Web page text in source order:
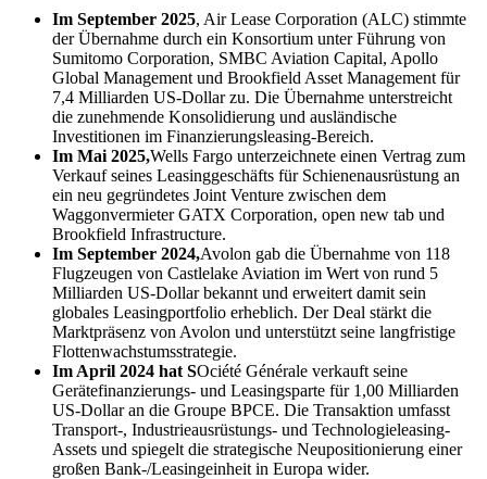
Im September 2025, Air Lease Corporation (ALC) stimmte
der Übernahme durch ein Konsortium unter Führung von
Sumitomo Corporation, SMBC Aviation Capital, Apollo
Global Management und Brookfield Asset Management für
7,4 Milliarden US-Dollar zu. Die Übernahme unterstreicht
die zunehmende Konsolidierung und ausländische
Investitionen im Finanzierungsleasing-Bereich.
Im Mai 2025,Wells Fargo unterzeichnete einen Vertrag zum
Verkauf seines Leasinggeschäfts für Schienenausrüstung an
ein neu gegründetes Joint Venture zwischen dem
Waggonvermieter GATX Corporation, open new tab und
Brookfield Infrastructure.
Im September 2024,Avolon gab die Übernahme von 118
Flugzeugen von Castlelake Aviation im Wert von rund 5
Milliarden US-Dollar bekannt und erweitert damit sein
globales Leasingportfolio erheblich. Der Deal stärkt die
Marktpräsenz von Avolon und unterstützt seine langfristige
Flottenwachstumsstrategie.
Im April 2024 hat SOciété Générale verkauft seine
Gerätefinanzierungs- und Leasingsparte für 1,00 Milliarden
US-Dollar an die Groupe BPCE. Die Transaktion umfasst
Transport-, Industrieausrüstungs- und Technologieleasing-
Assets und spiegelt die strategische Neupositionierung einer
großen Bank-/Leasingeinheit in Europa wider.